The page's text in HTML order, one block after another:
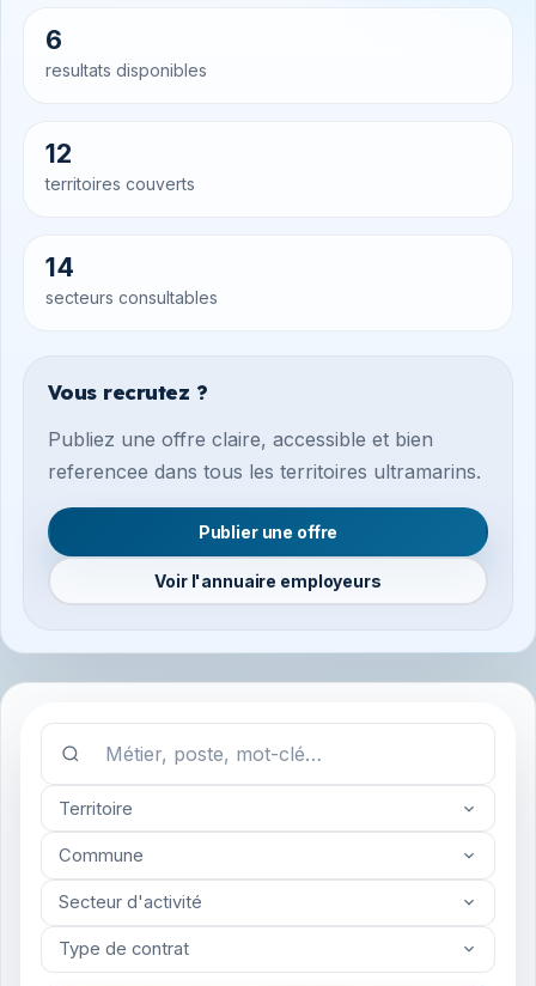
6
resultats disponibles
12
territoires couverts
14
secteurs consultables
Vous recrutez ?
Publiez une offre claire, accessible et bien
referencee dans tous les territoires ultramarins.
Publier une offre
Voir l'annuaire employeurs
Territoire
Commune
Secteur d'activité
Type de contrat